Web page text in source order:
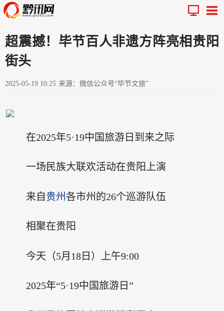
超震撼！毕节百人非遗方阵亮相贵阳
街头
2025-05-19 10:25 来源：微信公众号“毕节文旅”
在2025年5·19中国旅游日到来之际
一场民族大联欢活动在贵阳上演
来自 贵州各市州的26个巡游队伍
相聚在贵阳
今天（5月18日）上午9:00
2025年“5·19中国旅游日”